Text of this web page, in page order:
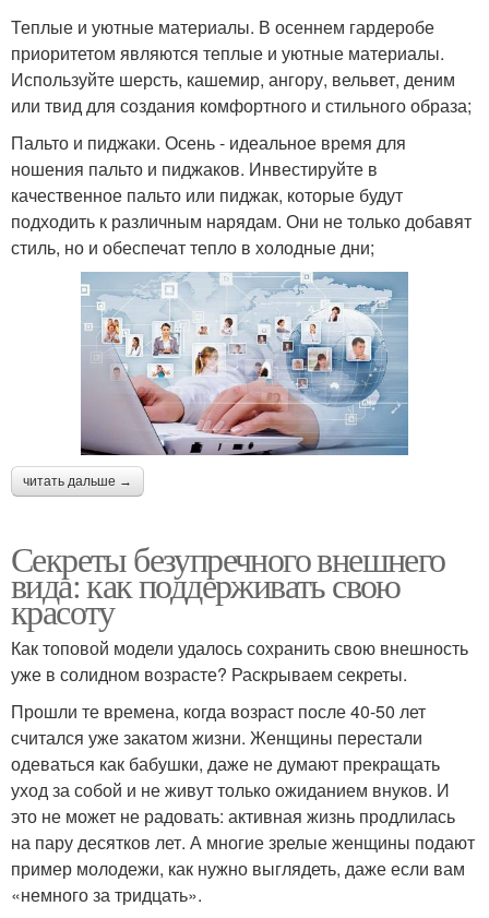
Теплые и уютные материалы. В осеннем гардеробе
приоритетом являются теплые и уютные материалы.
Используйте шерсть, кашемир, ангору, вельвет, деним
или твид для создания комфортного и стильного образа;
Пальто и пиджаки. Осень - идеальное время для
ношения пальто и пиджаков. Инвестируйте в
качественное пальто или пиджак, которые будут
подходить к различным нарядам. Они не только добавят
стиль, но и обеспечат тепло в холодные дни;
читать дальше →
Секреты безупречного внешнего
вида: как поддерживать свою
красоту
Как топовой модели удалось сохранить свою внешность
уже в солидном возрасте? Раскрываем секреты.
Прошли те времена, когда возраст после 40-50 лет
считался уже закатом жизни. Женщины перестали
одеваться как бабушки, даже не думают прекращать
уход за собой и не живут только ожиданием внуков. И
это не может не радовать: активная жизнь продлилась
на пару десятков лет. А многие зрелые женщины подают
пример молодежи, как нужно выглядеть, даже если вам
«немного за тридцать».